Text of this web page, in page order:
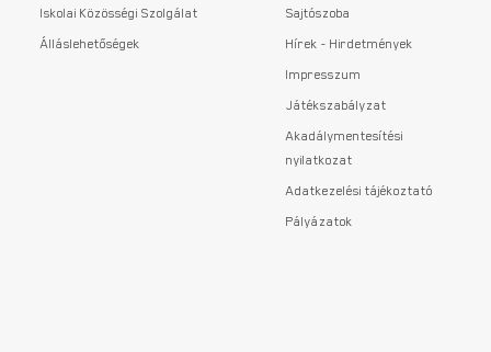
Iskolai Közösségi Szolgálat
Álláslehetőségek
Sajtószoba
Hírek - Hirdetmények
Impresszum
Játékszabályzat
Akadálymentesítési
nyilatkozat
Adatkezelési tájékoztató
Pályázatok